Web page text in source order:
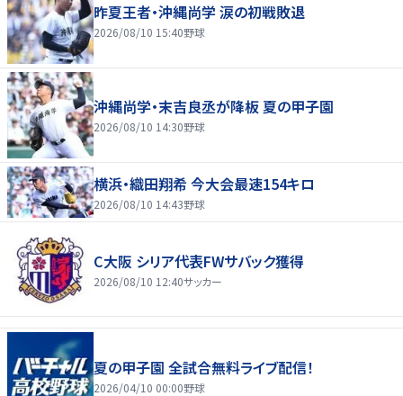
昨夏王者・沖縄尚学 涙の初戦敗退
2026/08/10 15:40野球
沖縄尚学・末吉良丞が降板 夏の甲子園
2026/08/10 14:30野球
横浜・織田翔希 今大会最速154キロ
2026/08/10 14:43野球
C大阪 シリア代表FWサバック獲得
2026/08/10 12:40サッカー
夏の甲子園 全試合無料ライブ配信！
2026/04/10 00:00野球